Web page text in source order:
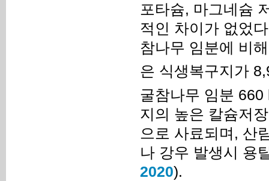
포타슘, 마그네슘
적인 차이가 없었
참나무 임분에 비
은 식생복구지가
굴참나무 임분 660
지의 높은 칼슘저
으로 사료되며, 산
나 강우 발생시 용
2020).